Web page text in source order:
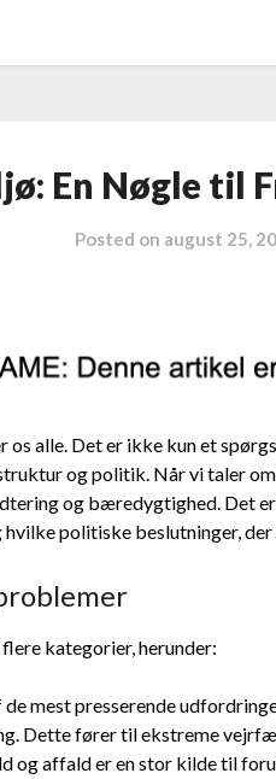
En Nøgle til
Posted on august 25,
alle. Det er ikke kun et
og politik. Når vi taler
og bæredygtighed. Det
politiske beslutninger,
kategorier, herunder:
de mest presserende
Dette fører til ekstreme
og affald er en stor kilde til